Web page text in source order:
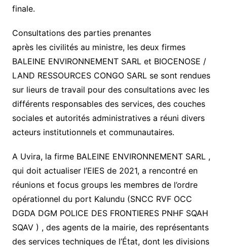
finale.
Consultations des parties prenantes
après les civilités au ministre, les deux firmes
BALEINE ENVIRONNEMENT SARL et BIOCENOSE /
LAND RESSOURCES CONGO SARL se sont rendues
sur lieurs de travail pour des consultations avec les
différents responsables des services, des couches
sociales et autorités administratives a réuni divers
acteurs institutionnels et communautaires.
A Uvira, la firme BALEINE ENVIRONNEMENT SARL ,
qui doit actualiser l’EIES de 2021, a rencontré en
réunions et focus groups les membres de l’ordre
opérationnel du port Kalundu (SNCC RVF OCC
DGDA DGM POLICE DES FRONTIERES PNHF SQAH
SQAV ) , des agents de la mairie, des représentants
des services techniques de l’État, dont les divisions